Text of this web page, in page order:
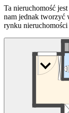
Ta nieruchomość
nam jednak tworzyć
rynku